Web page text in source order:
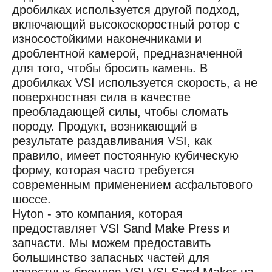
дробилках используется другой подход,
включающий высокоскоростный ротор с
износостойкими наконечниками и
дроблентной камерой, предназначенной
для того, чтобы бросить камень. В
дробилках VSI используется скорость, а не
поверхностная сила в качестве
преобладающей силы, чтобы сломать
породу. Продукт, возникающий в
результате раздавливания VSI, как
правило, имеет постоянную кубическую
форму, которая часто требуется
современным применением асфальтового
шоссе.
Hyton - это компания, которая
предоставляет VSI Sand Make Press и
запчасти. Мы можем предоставить
большинство запасных частей для